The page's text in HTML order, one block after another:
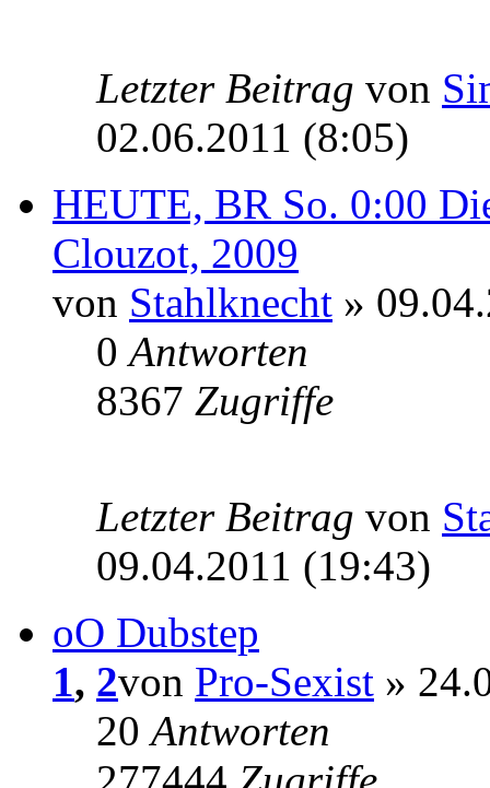
Letzter Beitrag von
02.06.2011 (8:05)
HEUTE, BR So. 0:00
Clouzot, 2009
von Stahlknecht »
0Antworten
8367 Zugriffe
Letzter Beitrag von
09.04.2011 (19:43)
oO Dubstep
1, 2von Pro-Sexist »
20Antworten